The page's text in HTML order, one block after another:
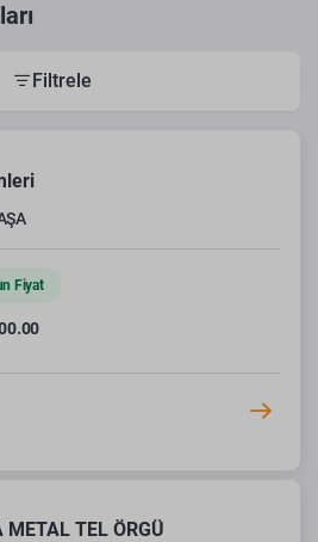
Filtrele
Fiyat
METAL TEL ÖRGÜ